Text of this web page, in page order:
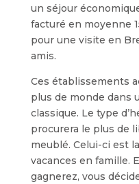
un séjour
facturé en moyenne
pour une visite en
amis.
Ces établissements
plus de monde dans
classique. Le type
procurera le plus de
meublé. Celui-ci est
vacances en famille.
gagnerez, vous